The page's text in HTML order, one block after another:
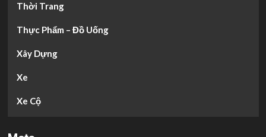
Thời Trang
Thực Phẩm – Đồ Uống
Xây Dựng
Xe
Xe Cộ